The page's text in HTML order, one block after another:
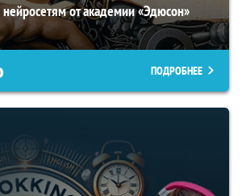
от академии «Эдюсон»
ПОДРОБНЕЕ